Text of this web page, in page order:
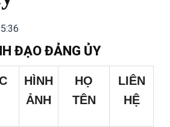
ĐẠO ĐẢNG ỦY
HÌNH
ẢNH
HỌ
TÊN
LIÊN
HỆ